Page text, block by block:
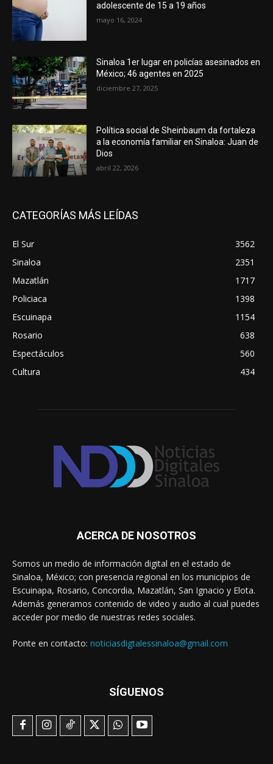
adolescente de 15 a 19 años
mayo 16, 2024
Sinaloa 1er lugar en policías asesinados en
México; 46 agentes en 2025
diciembre 27, 2025
Política social de Sheinbaum da fortaleza
a la economía familiar en Sinaloa: Juan de
Dios
abril 22, 2026
CATEGORÍAS MÁS LEÍDAS
El Sur
3562
Sinaloa
2351
Mazatlán
1717
Policiaca
1398
Escuinapa
1154
Rosario
638
Espectáculos
560
Cultura
434
ACERCA DE NOSOTROS
Somos un medio de información digital en el estado de
Sinaloa, México; con presencia regional en los municipios de
Escuinapa, Rosario, Concordia, Mazatlán, San Ignacio y Elota.
Además generamos contenido de video y audio al cual puedes
acceder por medio de nuestras redes sociales.
Ponte en contacto: noticiasdigtalessinaloa@gmail.com
SÍGUENOS